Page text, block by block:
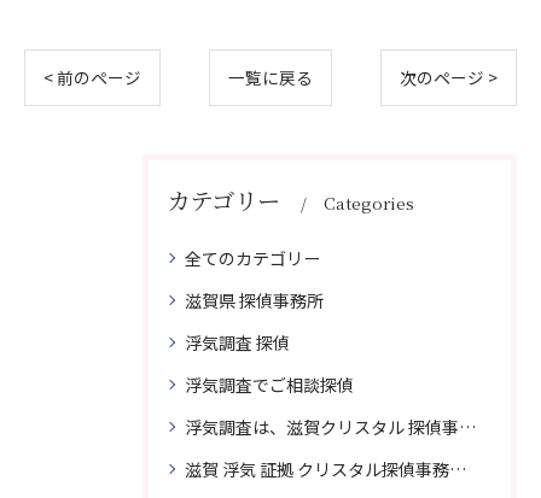
< 前のページ 一覧に戻る 次のページ >
カテゴリー Categories
全てのカテゴリー
滋賀県 探偵事務所
浮気調査 探偵
浮気調査でご相談探偵
浮気調査は、滋賀クリスタル 探偵事務所はご相談
滋賀 浮気 証拠 クリスタル探偵事務所 相談 無料